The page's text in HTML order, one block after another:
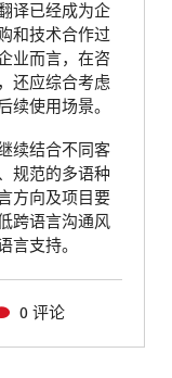
译已经成为企
和技术合作过
业而言，在咨
还应综合考虑
续使用场景。
续结合不同客
规范的多语种
方向及项目要
跨语言沟通风
言支持。
0 评论